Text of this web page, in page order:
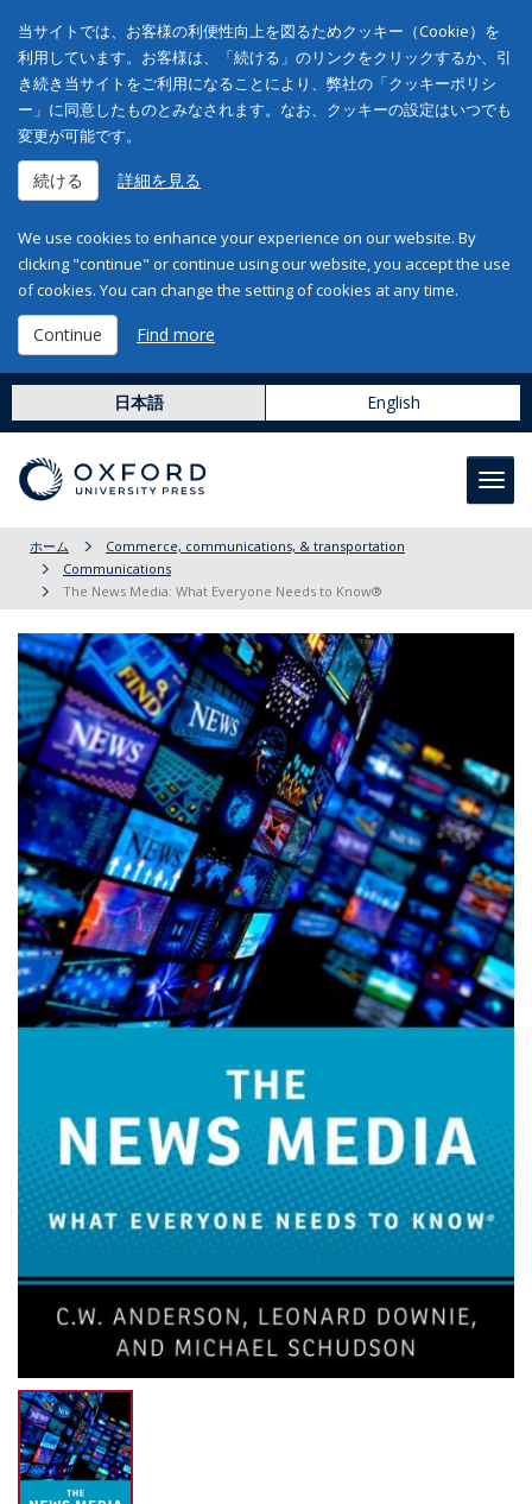
当サイトでは、お客様の利便性向上を図るためクッキー（Cookie）を
利用しています。お客様は、「続ける」のリンクをクリックするか、引
き続き当サイトをご利用になることにより、弊社の「クッキーポリシ
ー」に同意したものとみなされます。なお、クッキーの設定はいつでも
変更が可能です。
続ける 詳細を見る
We use cookies to enhance your experience on our website. By
clicking "continue" or continue using our website, you accept the use
of cookies. You can change the setting of cookies at any time.
Continue Find more
日本語 English
ホーム
Commerce, communications, & transportation
Communications
The News Media: What Everyone Needs to Know®